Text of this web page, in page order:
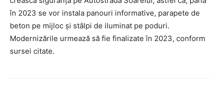
în 2023 se vor instala panouri informative, parapete de
beton pe mijloc și stâlpi de iluminat pe poduri.
Modernizările urmează să fie finalizate în 2023, conform
sursei citate.